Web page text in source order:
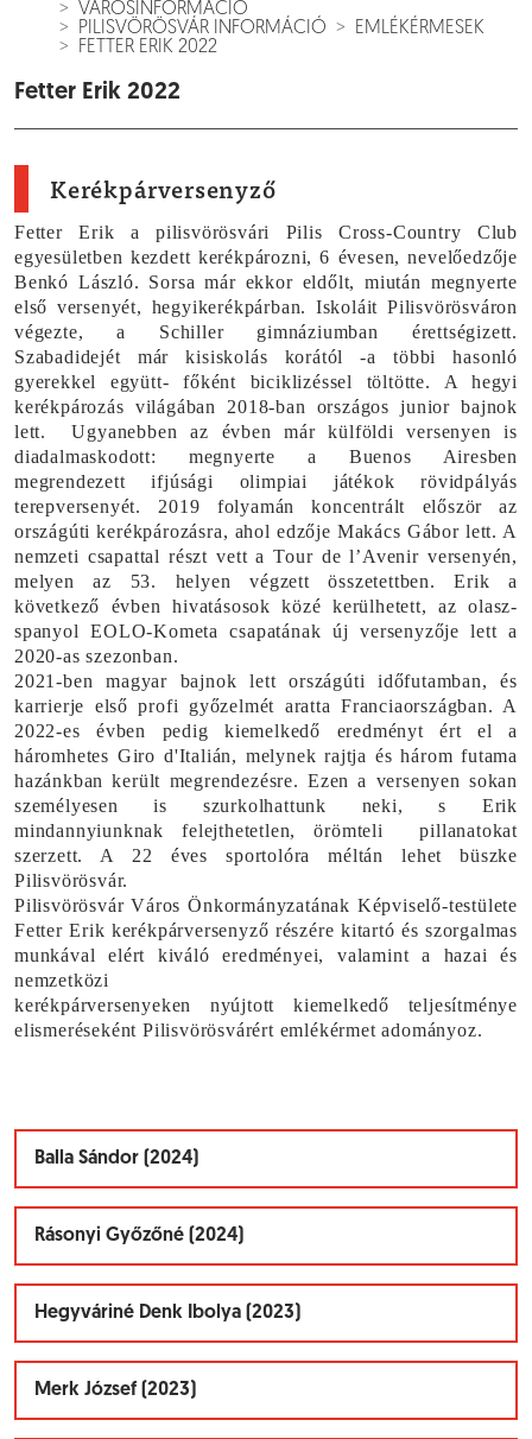
VÁROSINFORMÁCIÓ
PILISVÖRÖSVÁR INFORMÁCIÓ
EMLÉKÉRMESEK
FETTER ERIK 2022
Fetter Erik 2022
Kerékpárversenyző
Fetter Erik a pilisvörösvári Pilis Cross-Country Club
egyesületben kezdett kerékpározni, 6 évesen, nevelőedzője
Benkó László. Sorsa már ekkor eldőlt, miután megnyerte
első versenyét, hegyikerékpárban. Iskoláit Pilisvörösváron
végezte, a Schiller gimnáziumban érettségizett.
Szabadidejét már kisiskolás korától -a többi hasonló
gyerekkel együtt- főként biciklizéssel töltötte. A hegyi
kerékpározás világában 2018-ban országos junior bajnok
lett.
Ugyanebben az évben már külföldi versenyen is
diadalmaskodott: megnyerte a Buenos Airesben
megrendezett ifjúsági olimpiai játékok rövidpályás
terepversenyét. 2019 folyamán koncentrált először az
országúti kerékpározásra, ahol edzője Makács Gábor lett. A
nemzeti csapattal részt vett a Tour de l’Avenir versenyén,
melyen az 53. helyen végzett összetettben. Erik a
következő évben hivatásosok közé kerülhetett, az olasz-
spanyol EOLO-Kometa csapatának új versenyzője lett a
2020-as szezonban.
2021-ben magyar bajnok lett országúti időfutamban, és
karrierje első profi győzelmét aratta Franciaországban. A
2022-es évben pedig kiemelkedő eredményt ért el a
háromhetes Giro d'Italián, melynek rajtja és három futama
hazánkban került megrendezésre. Ezen a versenyen sokan
személyesen is szurkolhattunk neki, s Erik
mindannyiunknak felejthetetlen, örömteli
pillanatokat
szerzett. A 22 éves sportolóra méltán lehet büszke
Pilisvörösvár.
Pilisvörösvár Város Önkormányzatának Képviselő-testülete
Fetter Erik kerékpárversenyző részére kitartó és szorgalmas
munkával elért kiváló eredményei, valamint a hazai és
nemzetközi
kerékpárversenyeken nyújtott kiemelkedő teljesítménye
elismerésekéntPilisvörösvárért emlékérmet adományoz.
Balla Sándor (2024)
Rásonyi Győzőné (2024)
Hegyváriné Denk Ibolya (2023)
Merk József (2023)